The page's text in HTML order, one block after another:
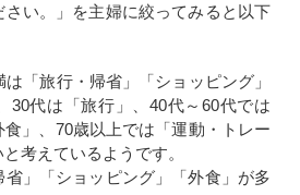
い。」を主婦に絞ってみると以下
「旅行・帰省」「ショッピング」
30代は「旅行」、40代～60代では
食」、70歳以上では「運動・トレー
考えているようです。
」「ショッピング」「外食」が多